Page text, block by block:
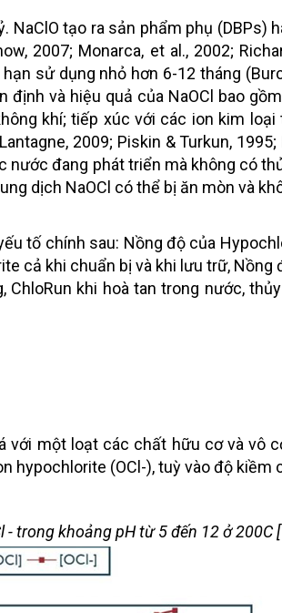
tạo ra sản phẩm phụ (DBPs)
2007; Monarca, et al., 2002;
sử dụng nhỏ hơn 6-12 tháng
và hiệu quả của NaOCl bao
khí; tiếp xúc với các ion kim loại
2009; Piskin & Turkun, 1995;
nước đang phát triển mà không có
dịch NaOCl có thể bị ăn mòn và
tố chính sau: Nồng độ của
cả khi chuẩn bị và khi lưu trữ, Nồng
khi hoà tan trong nước,
một loạt các chất hữu cơ và vô
hypochlorite (OCl-), tuỳ vào độ kiềm
- trong khoảng pH từ 5 đến 12 ở 200C